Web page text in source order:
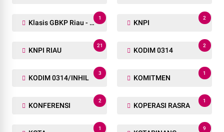
Klasis GBKP Riau - Sumbar.
1
KNPI
2
KNPI RIAU
21
KODIM 0314
2
KODIM 0314/INHIL
3
KOMITMEN
1
KONFERENSI
2
KOPERASI RASRA
1
1 9